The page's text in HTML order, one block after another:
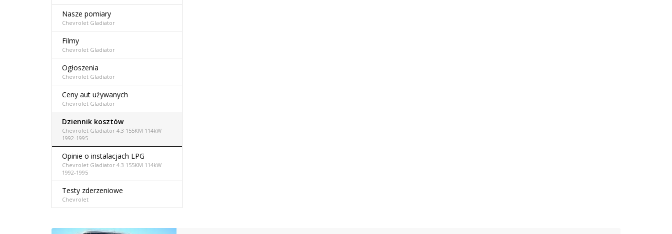
Nasze pomiary
Chevrolet Gladiator
Filmy
Chevrolet Gladiator
Ogłoszenia
Chevrolet Gladiator
Ceny aut używanych
Chevrolet Gladiator
Dziennik kosztów
Chevrolet Gladiator 4.3 155KM 114kW
1992-1995
Opinie o instalacjach LPG
Chevrolet Gladiator 4.3 155KM 114kW
1992-1995
Testy zderzeniowe
Chevrolet